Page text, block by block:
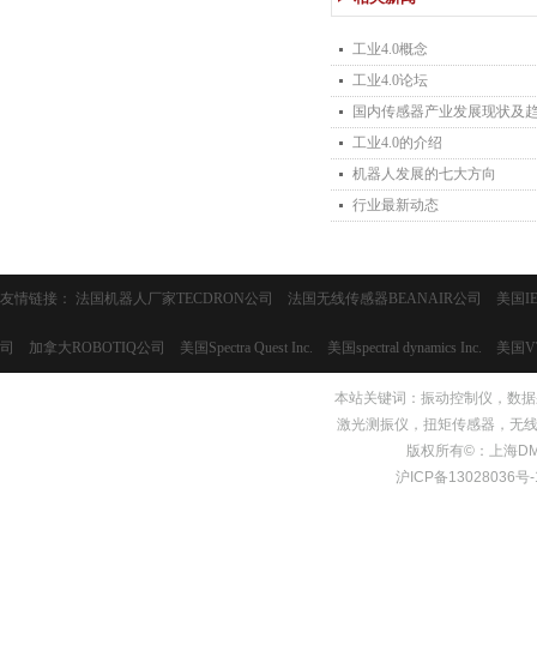
工业4.0概念
工业4.0论坛
国内传感器产业发展现状及
工业4.0的介绍
机器人发展的七大方向
行业最新动态
友情链接： 法国机器人厂家TECDRON公司 法国无线传感器BEANAIR公司 美国
司 加拿大ROBOTIQ公司 美国Spectra Quest Inc. 美国spectral dynamics Inc. 美国
本站关键词： 振动控制仪 ， 数
激光测振仪，扭矩传感器，无
版权所有©：上海
沪ICP备13028036号